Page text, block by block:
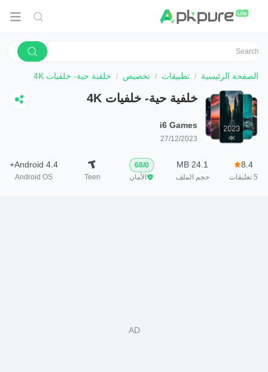
الصفحة الرئيسية تطبيقات تخصيص خلفية حية- خلفيات 4K
خلفية حية- خلفيات 4K
i6 Games
27/12/2023
8.4
5 تعليقات
24.1 MB
حجم الملف
0
/
68
الأمان
Teen
Android 4.4+
Android OS